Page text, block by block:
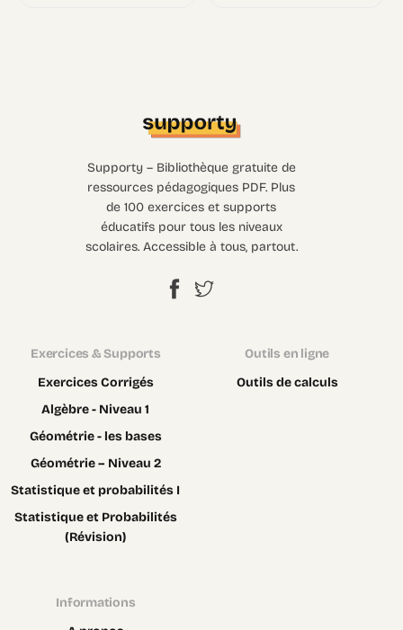
Supporty – Bibliothèque gratuite de
ressources pédagogiques PDF. Plus
de 100 exercices et supports
éducatifs pour tous les niveaux
scolaires. Accessible à tous, partout.
Exercices & Supports
Exercices Corrigés
Algèbre - Niveau 1
Géométrie - les bases
Géométrie – Niveau 2
Statistique et probabilités I
Statistique et Probabilités
(Révision)
Outils en ligne
Outils de calculs
Informations